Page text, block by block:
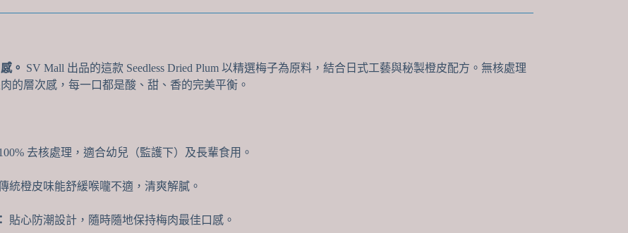
懶
酸
甜
量
。 SV Mall 出品的這款 Seedless Dried Plum 以精選梅子為原料，結合日式工藝與秘製橙皮配方。無核處理
的層次感，每一口都是酸、甜、香的完美平衡。
去核處理，適合幼兒（監護下）及長輩食用。
統橙皮味能舒緩喉嚨不適，清爽解膩。
貼心防潮設計，隨時隨地保持梅肉最佳口感。